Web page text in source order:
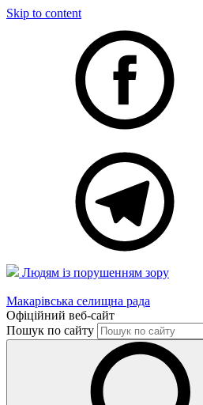
Skip to content
Людям із порушенням зору
Макарівська селищна рада
Офіційний веб-сайт
Пошук по сайту